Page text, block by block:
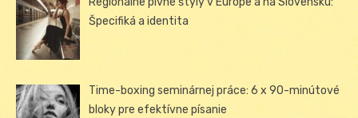
Špecifiká a identita
Time-boxing seminárnej práce: 6 x 90-minútové
bloky pre efektívne písanie